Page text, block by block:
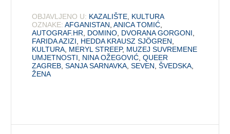
OBJAVLJENO U: KAZALIŠTE KULTURA
OZNAKE: AFGANISTAN ,ANICA TOMIĆ
AUTOGRAF.HR
DOMINO DVORANA GORGONI
FARIDA AZIZI
HEDDA KRAUSZ SJÖGREN
KULTURA MERYL STREEP, MUZEJ SUVREMENE
UMJETNOSTI
NINA OŽEGOVIĆ ,QUEER
ZAGREB ,SANJA SARNAVKA ,SEVEN ,ŠVEDSKA
ŽENA